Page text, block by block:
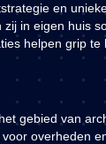
techrollen
HR
en
in eigen huis
helpen grip te
gebied van
overheden